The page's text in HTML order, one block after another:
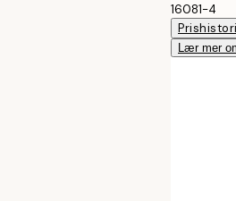
16081-4
Lær mer